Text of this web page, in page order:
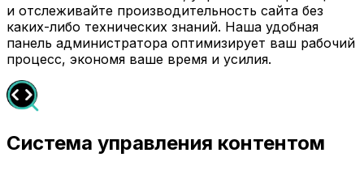
и отслеживайте производительность сайта без
каких-либо технических знаний. Наша удобная
панель администратора оптимизирует ваш рабочий
процесс, экономя ваше время и усилия.
Система управления контентом